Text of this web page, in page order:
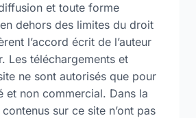
et toute forme
dehors des limites du droit
l’accord écrit de l’auteur
Les téléchargements et
ne sont autorisés que pour
et non commercial. Dans la
sur ce site n’ont pas